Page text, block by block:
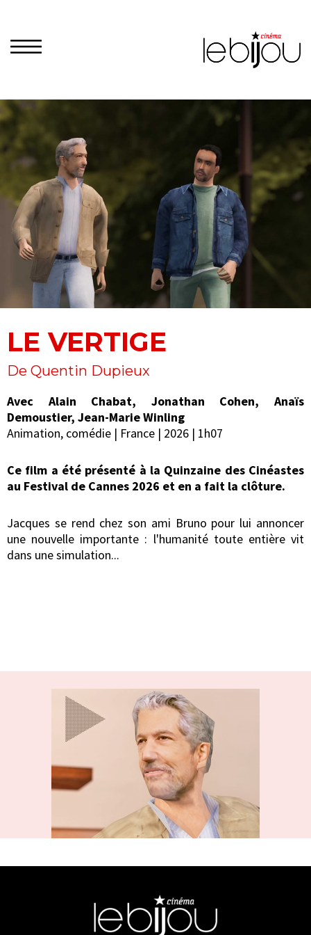
LE VERTIGE
De Quentin Dupieux
Avec Alain Chabat, Jonathan Cohen, Anaïs
Demoustier, Jean-Marie Winling
Animation, comédie | France | 2026 | 1h07
Ce film a été présenté à la Quinzaine des Cinéastes
au Festival de Cannes 2026 et en a fait la clôture.
Jacques se rend chez son ami Bruno pour lui annoncer
une nouvelle importante : l'humanité toute entière vit
dans une simulation...